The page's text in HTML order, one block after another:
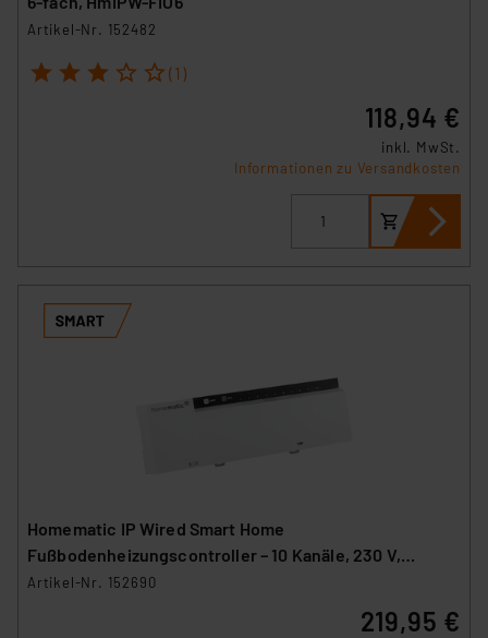
Artikel-Nr. 152482
1 2 3 4 5 (1)
118,94 €
inkl. MwSt.
Informationen zu Versandkosten
Homematic IP Wired Smart Home
Fußbodenheizungscontroller – 10 Kanäle, 230 V,
HmIPW-FAL230-C10
Artikel-Nr. 152690
219,95 €